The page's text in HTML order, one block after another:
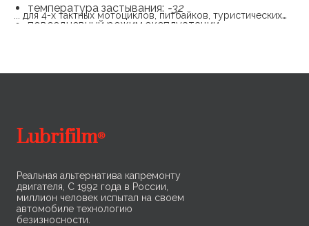
температура застывания: -32
повседневный режим эксплуатации
... для 4-х тактных мотоциклов, питбайков, туристических
Lubrifilm®
Реальная альтернатива капремонту
двигателя, С 1992 года в России,
миллион человек испытал на своем
автомобиле технологию
безизносности.